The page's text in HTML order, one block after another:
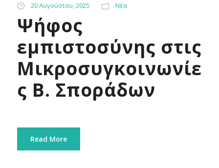
20 Αυγούστου, 2025 Νέα
Ψήφος
εμπιστοσύνης στις
Μικροσυγκοινωνίε
ς Β. Σποράδων
Read More